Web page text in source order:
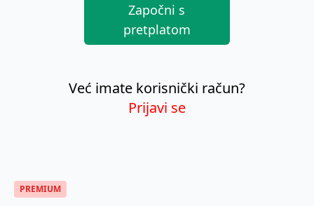
Započni s
pretplatom
Već imate korisnički račun?
Prijavi se
PREMIUM